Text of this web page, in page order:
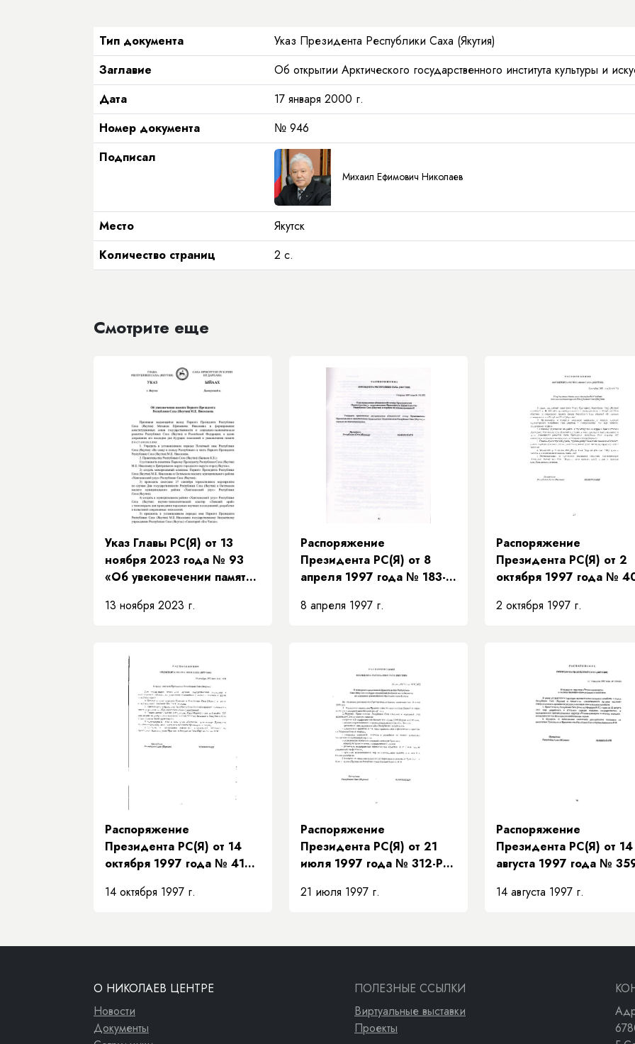
Тип документа
Указ Президента Республики Саха (Якутия)
Заглавие
Об открытии Арктического государственного института культуры и
Дата
17 января 2000 г.
Номер документа
№ 946
Подписал
Михаил Ефимович Николаев
Место
Якутск
Количество страниц
2 с.
Смотрите еще
Указ Главы РС(Я) от 13
ноября 2023 года № 93
«Об увековечении памяти
Республики Саха (Якутия)
13 ноября 2023 г.
Распоряжение
Президента РС(Я) от 8
апреля 1997 года № 183-
обязанностей между
Председателя
Правительства Республики
Саха (Якутия) и порядке
их взаимозамещений»
8 апреля 1997 г.
Распоряжение
Президента РС(Я) от 2
октября 1997 года №
зональных совещаний с
Республики Саха
2 октября 1997 г.
Распоряжение
Президента РС(Я) от 14
октября 1997 года № 419-
Президента Республики
14 октября 1997 г.
Распоряжение
Президента РС(Я) от 21
июля 1997 года № 312-РП
предложений
исполнения доходной
основании рекомендаций
21 июля 1997 г.
Распоряжение
Президента РС(Я) от 14
августа 1997 года №
«Техкоммунэнерго» в
14 августа 1997 г.
О НИКОЛАЕВ ЦЕНТРЕ
Новости
Документы
ПОЛЕЗНЫЕ ССЫЛКИ
Виртуальные выставки
Проекты